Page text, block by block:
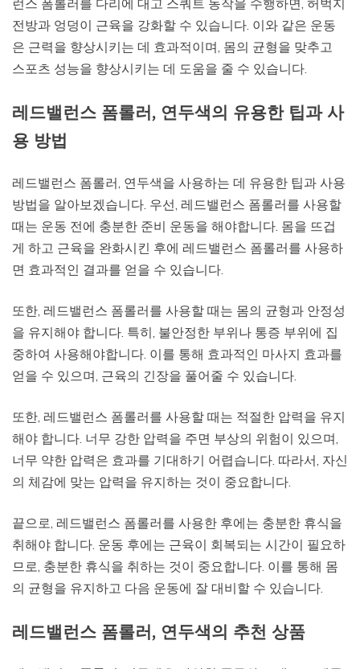
전방과 엉덩이 근육을 강화할 수 있습니다. 이와 같은 운동
은 근력을 향상시키는 데 효과적이며, 몸의 균형을 맞추고
스포츠 성능을 향상시키는 데 도움을 줄 수 있습니다.
레드밸런스 폼롤러, 연두색의 유용한 팁과 사
용 방법
레드밸런스 폼롤러, 연두색을 사용하는 데 유용한 팁과 사용
방법을 알아보겠습니다. 우선, 레드밸런스 폼롤러를 사용할
때는 운동 전에 충분한 준비 운동을 해야합니다. 몸을 뜨겁
게 하고 근육을 완화시킨 후에 레드밸런스 폼롤러를 사용하
면 효과적인 결과를 얻을 수 있습니다.
또한, 레드밸런스 폼롤러를 사용할 때는 몸의 균형과 안정성
을 유지해야 합니다. 특히, 불안정한 부위나 통증 부위에 집
중하여 사용해야합니다. 이를 통해 효과적인 마사지 효과를
얻을 수 있으며, 근육의 긴장을 풀어줄 수 있습니다.
또한, 레드밸런스 폼롤러를 사용할 때는 적절한 압력을 유지
해야 합니다. 너무 강한 압력을 주면 부상의 위험이 있으며,
너무 약한 압력은 효과를 기대하기 어렵습니다. 따라서, 자신
의 체감에 맞는 압력을 유지하는 것이 중요합니다.
끝으로, 레드밸런스 폼롤러를 사용한 후에는 충분한 휴식을
취해야 합니다. 운동 후에는 근육이 회복되는 시간이 필요하
므로, 충분한 휴식을 취하는 것이 중요합니다. 이를 통해 몸
의 균형을 유지하고 다음 운동에 잘 대비할 수 있습니다.
레드밸런스 폼롤러, 연두색의 추천 상품